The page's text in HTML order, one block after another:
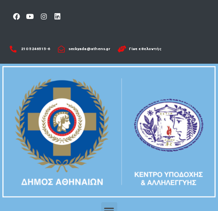
210 5246515-6​ seckyada@athens.gr Γίνε εθελοντής